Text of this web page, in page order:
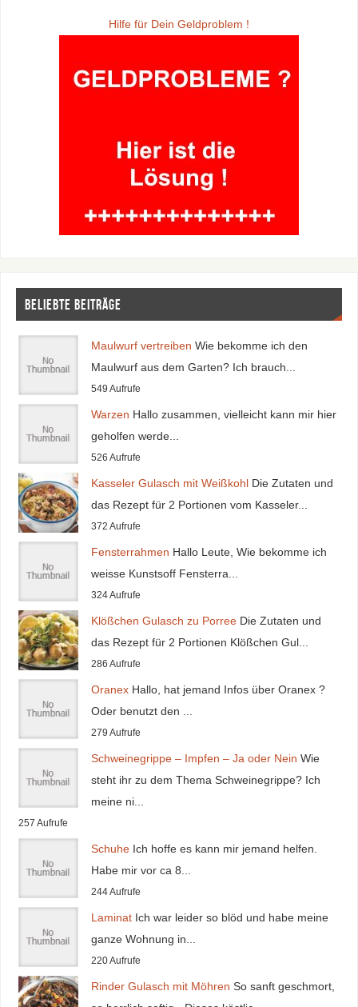
Hilfe für Dein Geldproblem !
Beliebte Beiträge
Maulwurf vertreiben Wie bekomme ich den
Maulwurf aus dem Garten? Ich brauch...
549 Aufrufe
Warzen Hallo zusammen, vielleicht kann mir hier
geholfen werde...
526 Aufrufe
Kasseler Gulasch mit Weißkohl Die Zutaten und
das Rezept für 2 Portionen vom Kasseler...
372 Aufrufe
Fensterrahmen Hallo Leute, Wie bekomme ich
weisse Kunstsoff Fensterra...
324 Aufrufe
Klößchen Gulasch zu Porree Die Zutaten und
das Rezept für 2 Portionen Klößchen Gul...
286 Aufrufe
Oranex Hallo, hat jemand Infos über Oranex ?
Oder benutzt den ...
279 Aufrufe
Schweinegrippe – Impfen – Ja oder Nein Wie
steht ihr zu dem Thema Schweinegrippe? Ich
meine ni...
257 Aufrufe
Schuhe Ich hoffe es kann mir jemand helfen.
Habe mir vor ca 8...
244 Aufrufe
Laminat Ich war leider so blöd und habe meine
ganze Wohnung in...
220 Aufrufe
Rinder Gulasch mit Möhren So sanft geschmort,